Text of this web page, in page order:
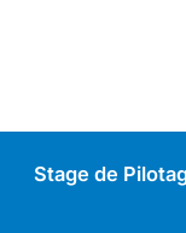
Stage de